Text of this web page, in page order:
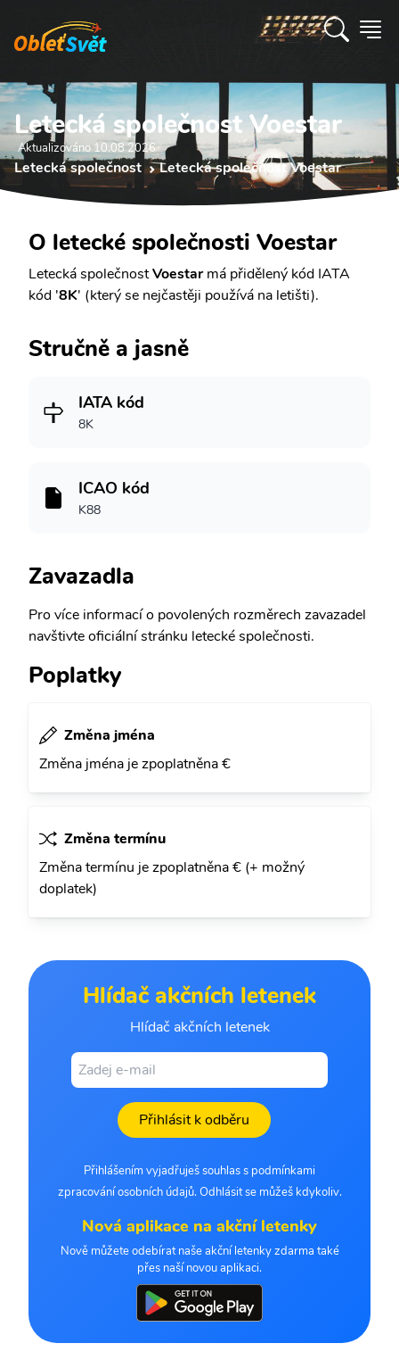
Letecká společnost Voestar
Aktualizováno 10.08 2026
Letecká společnost Letecká společnost Voestar
O letecké společnosti Voestar
Letecká společnostVoestarmá přidělený kód IATA
kód '8K' (který se nejčastěji používá na letišti).
Stručně a jasně
IATA kód
8K
ICAO kód
K88
Zavazadla
Pro více informací o povolených rozměrech zavazadel
navštivte oficiální stránku letecké společnosti.
Poplatky
Změna jména
Změna jména je zpoplatněna €
Změna termínu
Změna termínu je zpoplatněna € (+ možný
doplatek)
Hlídač akčních letenek
Hlídač akčních letenek
Přihlásit k odběru
Přihlášením vyjadřuješ souhlas s podmínkami
zpracování osobních údajů. Odhlásit se můžeš kdykoliv.
Nová aplikace na akční letenky
Nově můžete odebírat naše akční letenky zdarma také
přes naší novou aplikaci.